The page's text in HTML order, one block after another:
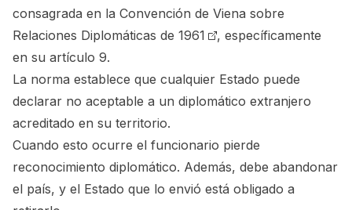
consagrada en la Convención de Viena sobre
Relaciones Diplomáticas de 1961
, específicamente
en su artículo 9.
La norma establece que cualquier Estado puede
declarar no aceptable a un diplomático extranjero
acreditado en su territorio.
Cuando esto ocurre el funcionario pierde
reconocimiento diplomático. Además, debe abandonar
el país, y el Estado que lo envió está obligado a